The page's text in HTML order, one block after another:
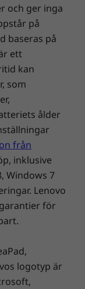
att
är
FHD+IR-
så
hand om
ThinkPad
som
på många faktorer,
systemkonfiguration
förväntat.
och ger inga
på
baseras på
ett
kan
som
ålder
från
inklusive
Windows 7
Lenovo
för
logotyp är